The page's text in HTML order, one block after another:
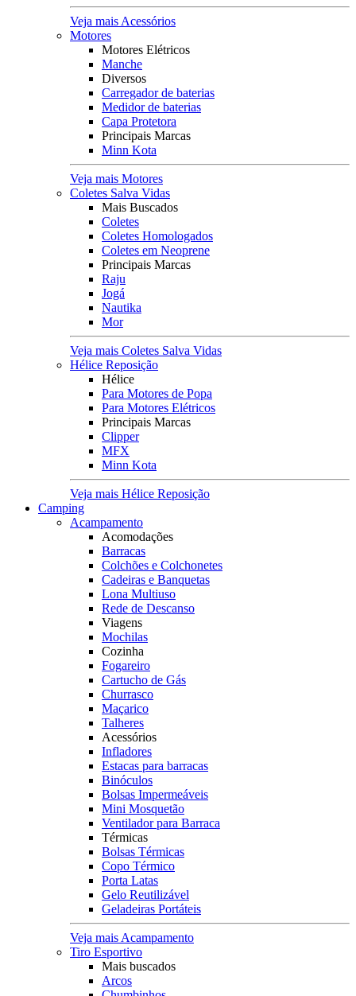
Veja mais Acessórios
Motores
Motores Elétricos
Manche
Diversos
Carregador de baterias
Medidor de baterias
Capa Protetora
Principais Marcas
Minn Kota
Veja mais Motores
Coletes Salva Vidas
Mais Buscados
Coletes
Coletes Homologados
Coletes em Neoprene
Principais Marcas
Raju
Jogá
Nautika
Mor
Veja mais Coletes Salva Vidas
Hélice Reposição
Hélice
Para Motores de Popa
Para Motores Elétricos
Principais Marcas
Clipper
MFX
Minn Kota
Veja mais Hélice Reposição
Camping
Acampamento
Acomodações
Barracas
Colchões e Colchonetes
Cadeiras e Banquetas
Lona Multiuso
Rede de Descanso
Viagens
Mochilas
Cozinha
Fogareiro
Cartucho de Gás
Churrasco
Maçarico
Talheres
Acessórios
Infladores
Estacas para barracas
Binóculos
Bolsas Impermeáveis
Mini Mosquetão
Ventilador para Barraca
Térmicas
Bolsas Térmicas
Copo Térmico
Porta Latas
Gelo Reutilizável
Geladeiras Portáteis
Veja mais Acampamento
Tiro Esportivo
Mais buscados
Arcos